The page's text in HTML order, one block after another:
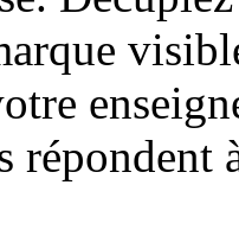
répondent